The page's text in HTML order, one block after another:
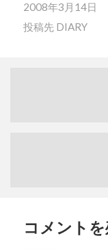
2008年3月14日
投稿先 DIARY
コメント